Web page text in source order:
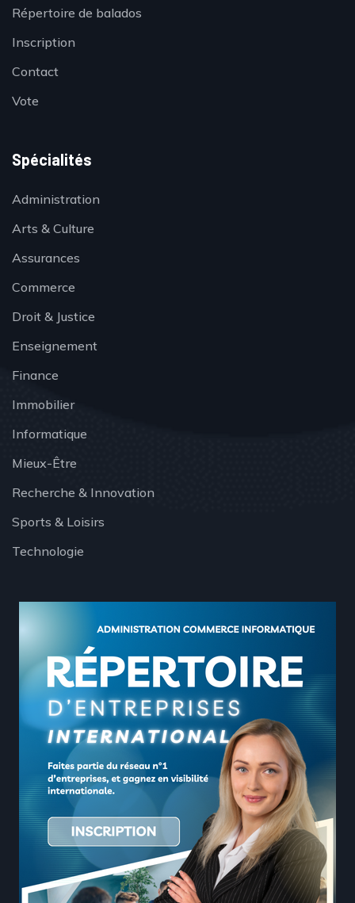
Répertoire de balados
Inscription
Contact
Vote
Spécialités
Administration
Arts & Culture
Assurances
Commerce
Droit & Justice
Enseignement
Finance
Immobilier
Informatique
Mieux-Être
Recherche & Innovation
Sports & Loisirs
Technologie